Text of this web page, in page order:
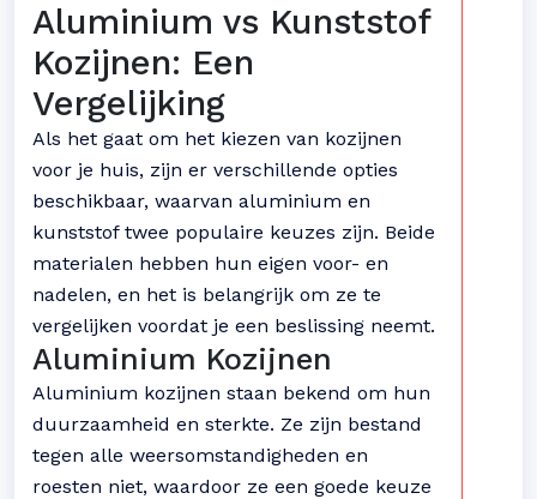
Aluminium vs Kunststof
Kozijnen: Een
Vergelijking
Als het gaat om het kiezen van kozijnen
voor je huis, zijn er verschillende opties
beschikbaar, waarvan aluminium en
kunststof twee populaire keuzes zijn. Beide
materialen hebben hun eigen voor- en
nadelen, en het is belangrijk om ze te
vergelijken voordat je een beslissing neemt.
Aluminium Kozijnen
Aluminium kozijnen staan bekend om hun
duurzaamheid en sterkte. Ze zijn bestand
tegen alle weersomstandigheden en
roesten niet, waardoor ze een goede keuze